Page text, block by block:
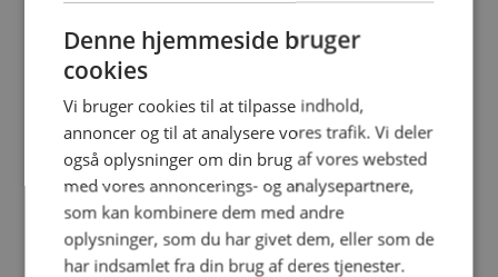
Vegetarisk smagsforstærker lys
vegetarisk smagsforstærker, der...
Essential Leather Lace
Denne hjemmeside bruger
cookies
Vi bruger cookies til at tilpasse indhold,
annoncer og til at analysere vores trafik. Vi deler
også oplysninger om din brug af vores websted
med vores annoncerings- og analysepartnere,
som kan kombinere dem med andre
oplysninger, som du har givet dem, eller som de
har indsamlet fra din brug af deres tjenester.